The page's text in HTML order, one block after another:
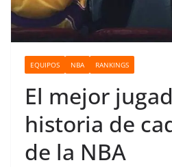
EQUIPOS NBA RANKINGS
El mejor
historia de
de la NBA